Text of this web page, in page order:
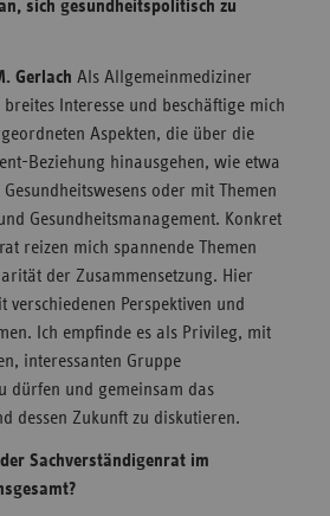
sich gesundheitspolitisch zu
Gerlach Als Allgemeinmediziner
Interesse und beschäftige mich
Aspekten, die über die
Beziehung hinausgehen, wie etwa
oder mit Themen
Gesundheitsmanagement. Konkret
reizen mich spannende Themen
der Zusammensetzung. Hier
verschiedenen Perspektiven und
Ich empfinde es als Privileg, mit
interessanten Gruppe
dürfen und gemeinsam das
dessen Zukunft zu diskutieren.
Sachverständigenrat im